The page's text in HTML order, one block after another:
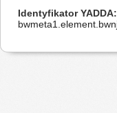
Identyfikator YADDA